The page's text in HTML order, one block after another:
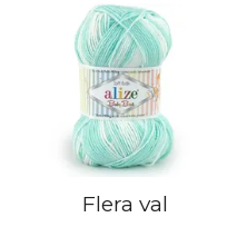
Flera val